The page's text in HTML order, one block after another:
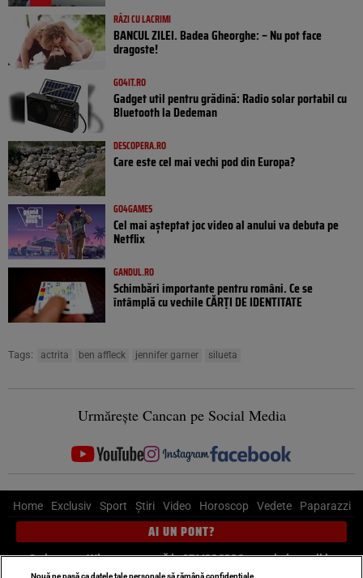
RÂZI CU LACRIMI
BANCUL ZILEI. Badea Gheorghe: – Nu pot face
dragoste!
GO4IT.RO
Gadget util pentru grădină: Radio solar portabil cu
Bluetooth la Dedeman
DESCOPERA.RO
Care este cel mai vechi pod din Europa?
GO4GAMES
Cel mai așteptat joc video al anului va debuta pe
Netflix
GANDUL.RO
Schimbări importante pentru români. Ce se
întâmplă cu vechile CĂRȚI DE IDENTITATE
Tags: actrita ben affleck jennifer garner silueta
Urmărește Cancan pe Social Media
Home Exclusiv Sport Știri Video Horoscop Vedete Paparazzi
AI UN PONT?
Scrie-ne pe Whatsapp, sună la 0741226226 sau trimite mail la
Nouă ne pasă ca datele tale personale să rămână confidențiale